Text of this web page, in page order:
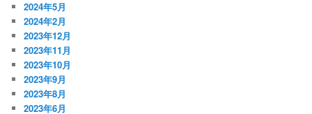
2024年5月
2024年2月
2023年12月
2023年11月
2023年10月
2023年9月
2023年8月
2023年6月